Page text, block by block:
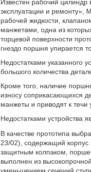
Известен рабочий
эксплуатации и ремонту»,
рабочей жидкости,
манжетами, одна из
торцевой поверхности
гнездо поршня упирается
Недостатками указанного
большого количества
Кроме того, наличие
износу соприкасающихся
манжеты и приводят к течи
Недостатками устройства
В качестве прототипа
23/02), содержащий корпус
защитным колпаком,
выполнен из